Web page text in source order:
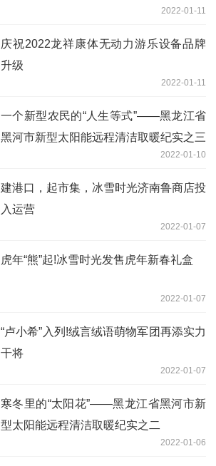
2022-01-11
庆祝2022龙祥康体无动力游乐设备品牌
升级
2022-01-11
一个新型农民的“人生等式”——黑龙江省
黑河市新型太阳能远程清洁取暖纪实之三
2022-01-10
建港口，起市集，冰雪时光济南鲁商店投
入运营
2022-01-07
虎年“熊”起!冰雪时光发售虎年新春礼盒
2022-01-07
“卢小希”入列!绒言绒语萌物军团再添实力
干将
2022-01-07
寒冬里的“太阳花”——黑龙江省黑河市新
型太阳能远程清洁取暖纪实之二
2022-01-06